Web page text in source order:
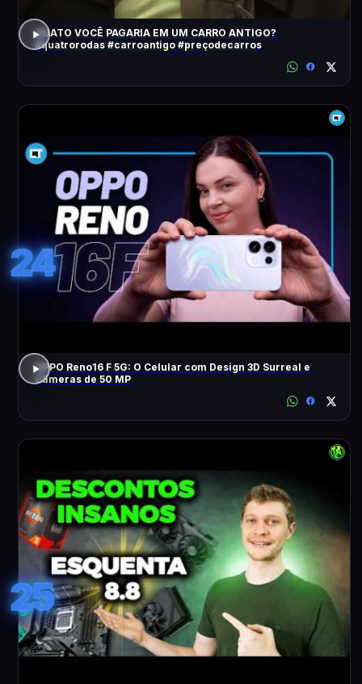
QUATO VOCÊ PAGARIA EM UM CARRO ANTIGO?
#quatrorodas #carroantigo #preçodecarros
24
OPPO Reno16 F 5G: O Celular com Design 3D Surreal e
Câmeras de 50 MP
25